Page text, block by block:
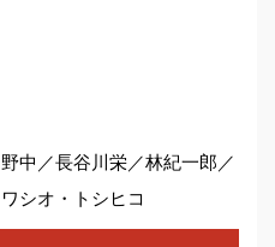
中／長谷川栄／林紀一郎／
シオ・トシヒコ